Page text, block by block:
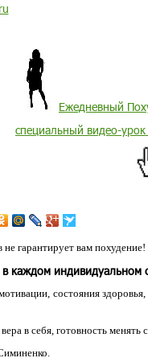
Ежедневный
специальный видео-
гарантирует вам похудение!
каждом индивидуальном
состояния
в себя, готовность